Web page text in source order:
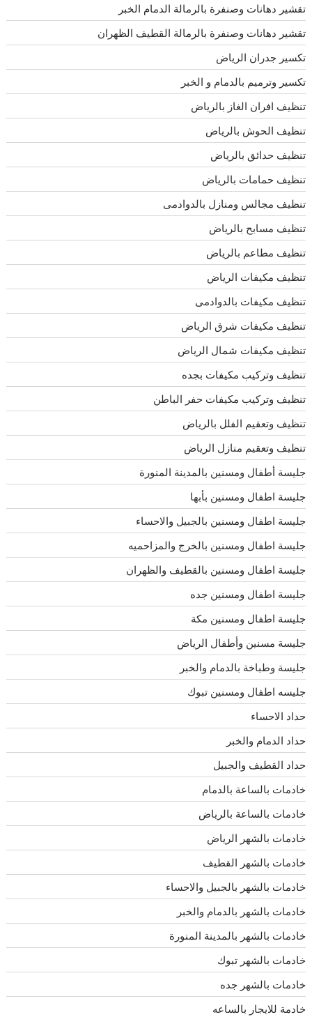
تقشير دهانات وصنفرة بالرمالة الدمام الخبر
تقشير دهانات وصنفرة بالرمالة القطيف الظهران
تكسير جدران الرياض
تكسير وترميم بالدمام و الخبر
تنظيف افران الغاز بالرياض
تنظيف الحوش بالرياض
تنظيف حدائق بالرياض
تنظيف حمامات بالرياض
تنظيف مجالس ومنازل بالدوادمى
تنظيف مسابح بالرياض
تنظيف مطاعم بالرياض
تنظيف مكيفات الرياض
تنظيف مكيفات بالدوادمى
تنظيف مكيفات شرق الرياض
تنظيف مكيفات شمال الرياض
تنظيف وتركيب مكيفات بجده
تنظيف وتركيب مكيفات حفر الباطن
تنظيف وتعقيم الفلل بالرياض
تنظيف وتعقيم منازل الرياض
جليسة أطفال ومسنين بالمدينة المنورة
جليسة اطفال ومسنين بأبها
جليسة اطفال ومسنين بالجبيل والاحساء
جليسة اطفال ومسنين بالخرج والمزاحميه
جليسة اطفال ومسنين بالقطيف والظهران
جليسة اطفال ومسنين جده
جليسة اطفال ومسنين مكة
جليسة مسنين وأطفال الرياض
جليسة وطباخة بالدمام والخبر
جليسه اطفال ومسنين تبوك
حداد الاحساء
حداد الدمام والخبر
حداد القطيف والجبيل
خادمات بالساعة بالدمام
خادمات بالساعة بالرياض
خادمات بالشهر الرياض
خادمات بالشهر القطيف
خادمات بالشهر بالجبيل والاحساء
خادمات بالشهر بالدمام والخبر
خادمات بالشهر بالمدينة المنورة
خادمات بالشهر تبوك
خادمات بالشهر جده
خادمة للايجار بالساعه